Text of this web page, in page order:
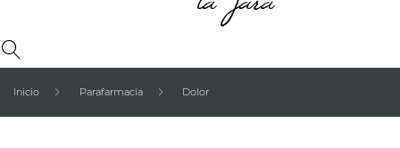
Inicio Parafarmacia Dolor